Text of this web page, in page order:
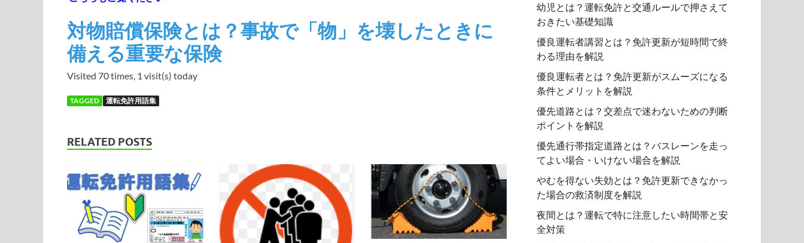
対物賠償保険とは？事故で「物」を壊したときに
備える重要な保険
Visited 70 times, 1 visit(s) today
TAGGED 運転免許用語集
RELATED POSTS
幼児とは？運転免許と交通ルールで押さえて
おきたい基礎知識
優良運転者講習とは？免許更新が短時間で終
わる理由を解説
優良運転者とは？免許更新がスムーズになる
条件とメリットを解説
優先道路とは？交差点で迷わないための判断
ポイントを解説
優先通行帯指定道路とは？バスレーンを走っ
てよい場合・いけない場合を解説
やむを得ない失効とは？免許更新できなかっ
た場合の救済制度を解説
夜間とは？運転で特に注意したい時間帯と安
全対策